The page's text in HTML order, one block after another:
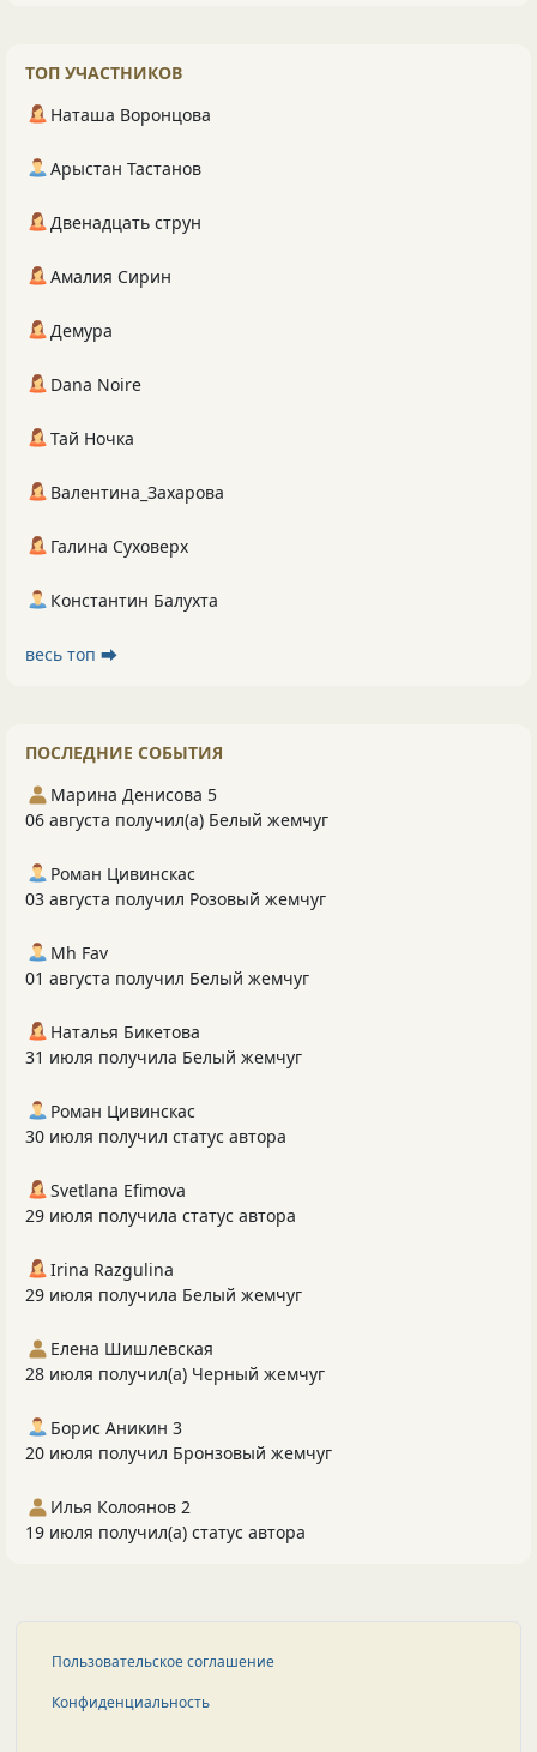
ТОП УЧАСТНИКОВ
Наташа Воронцова
Арыстан Тастанов
Двенадцать струн
Амалия Сирин
Демура
Dana Noire
Тай Ночка
Валентина_Захарова
Галина Суховерх
Константин Балухта
весь топ ⮕
ПОСЛЕДНИЕ СОБЫТИЯ
Марина Денисова 5
06 августа получил(а) Белый жемчуг
Роман Цивинскас
03 августа получил Розовый жемчуг
Mh Fav
01 августа получил Белый жемчуг
Наталья Бикетова
31 июля получила Белый жемчуг
Роман Цивинскас
30 июля получил статус автора
Svetlana Efimova
29 июля получила статус автора
Irina Razgulina
29 июля получила Белый жемчуг
Елена Шишлевская
28 июля получил(а) Черный жемчуг
Борис Аникин 3
20 июля получил Бронзовый жемчуг
Илья Колоянов 2
19 июля получил(а) статус автора
Пользовательское соглашение
Конфиденциальность